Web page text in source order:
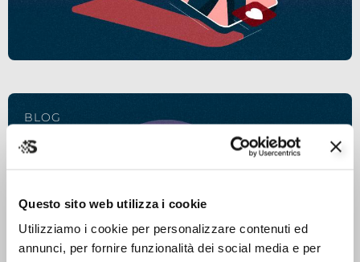
Questo sito web utilizza i cookie
Utilizziamo i cookie per personalizzare contenuti ed
annunci, per fornire funzionalità dei social media e per
BLOG
google ads – campagne shopping